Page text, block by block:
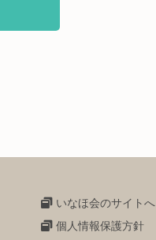
いなほ会のサイトへ
個人情報保護方針